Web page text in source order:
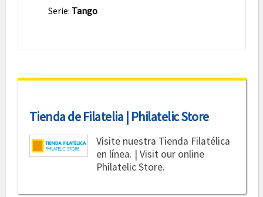
Serie: Tango
Tienda de Filatelia | Philatelic Store
Visite nuestra Tienda Filatélica
en línea. | Visit our online
Philatelic Store.